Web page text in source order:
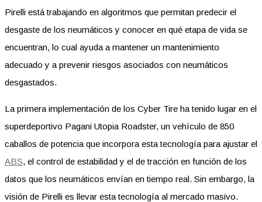
Pirelli está trabajando en algoritmos que permitan predecir el
desgaste de los neumáticos y conocer en qué etapa de vida se
encuentran, lo cual ayuda a mantener un mantenimiento
adecuado y a prevenir riesgos asociados con neumáticos
desgastados.
La primera implementación de los Cyber Tire ha tenido lugar en el
superdeportivo Pagani Utopia Roadster, un vehículo de 850
caballos de potencia que incorpora esta tecnología para ajustar el
ABS, el control de estabilidad y el de tracción en función de los
datos que los neumáticos envían en tiempo real. Sin embargo, la
visión de Pirelli es llevar esta tecnología al mercado masivo.